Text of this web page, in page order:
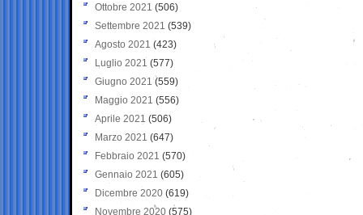
Ottobre 2021 (506)
Settembre 2021 (539)
Agosto 2021 (423)
Luglio 2021 (577)
Giugno 2021(559)
Maggio 2021 (556)
Aprile 2021 (506)
Marzo 2021 (647)
Febbraio 2021 (570)
Gennaio 2021 (605)
Dicembre 2020 (619)
Novembre 2020 (575)